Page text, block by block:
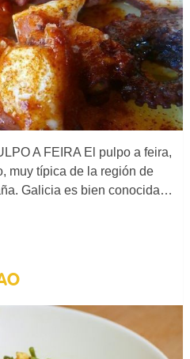
A FEIRA El pulpo a feira,
muy típica de la región de
Galicia es bien conocida…